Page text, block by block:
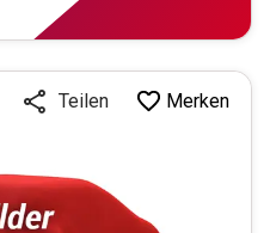
Teilen Merken